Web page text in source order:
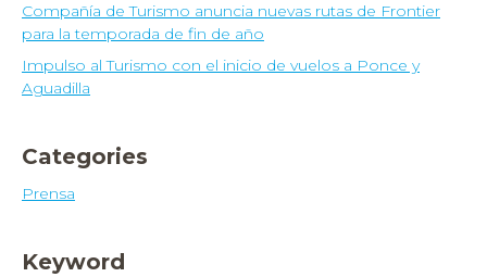
Compañía de Turismo anuncia nuevas rutas de Frontier
para la temporada de fin de año
Impulso al Turismo con el inicio de vuelos a Ponce y
Aguadilla
Categories
Prensa
Keyword